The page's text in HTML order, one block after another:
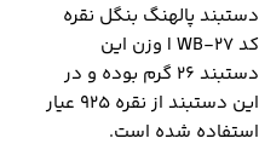
دستبند پالهنگ بنگل نقره
کد WB-27 | وزن این
دستبند 26 گرم بوده و در
این دستبند از نقره 925 عیار
استفاده شده است.